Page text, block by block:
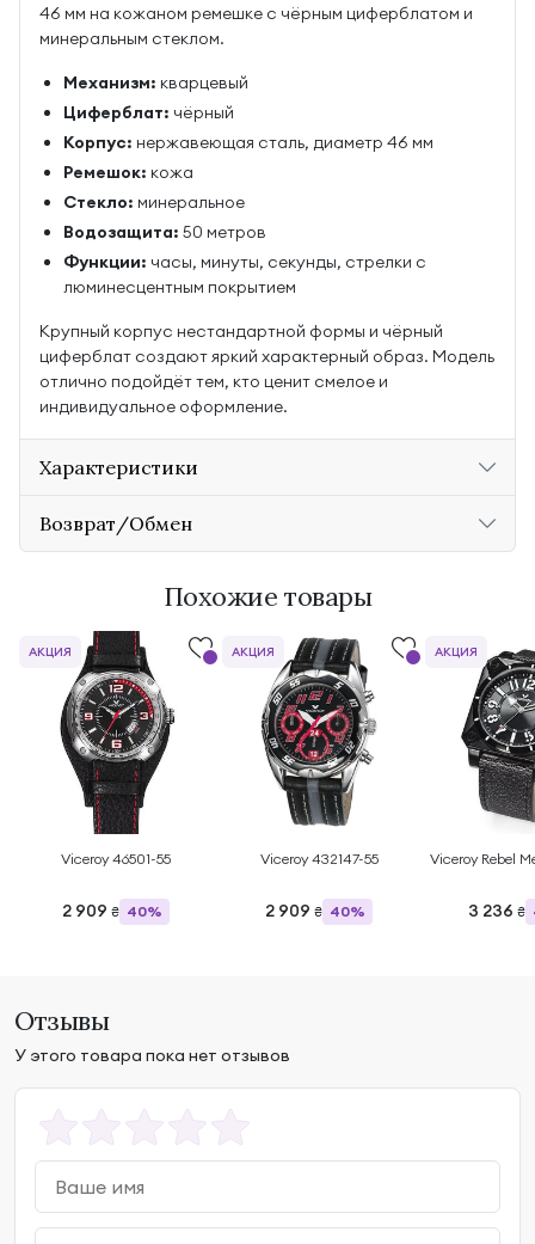
46 мм на кожаном ремешке с чёрным циферблатом и
минеральным стеклом.
Механизм: кварцевый
Циферблат: чёрный
Корпус: нержавеющая сталь, диаметр 46 мм
Ремешок: кожа
Стекло: минеральное
Водозащита: 50 метров
Функции: часы, минуты, секунды, стрелки с
люминесцентным покрытием
Крупный корпус нестандартной формы и чёрный
циферблат создают яркий характерный образ. Модель
отлично подойдёт тем, кто ценит смелое и
индивидуальное оформление.
Характеристики
Возврат/Обмен
Похожие товары
Viceroy 46501-55
2 909 ₴ 40%
АКЦИЯ
Viceroy 432147-55
2 909 ₴ 40%
АКЦИЯ
Viceroy Rebel
3 236 ₴
АКЦИЯ
Отзывы
У этого товара пока нет отзывов